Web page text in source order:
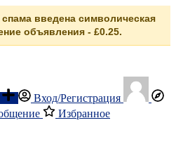
введена символическая
объявления - £0.25.
Вход/Регистрация
Избранное